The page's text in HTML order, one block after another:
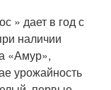
» дает в год с
наличии
«Амур»,
урожайность